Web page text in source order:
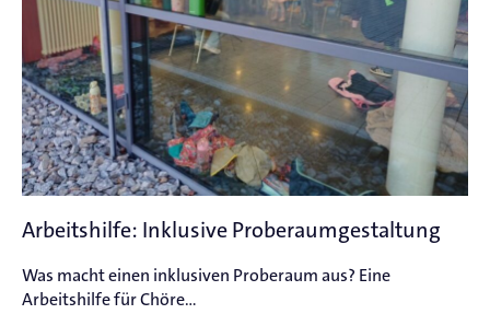
Arbeitshilfe: Inklusive Proberaumgestaltung
Was macht einen inklusiven Proberaum aus? Eine
Arbeitshilfe für Chöre...